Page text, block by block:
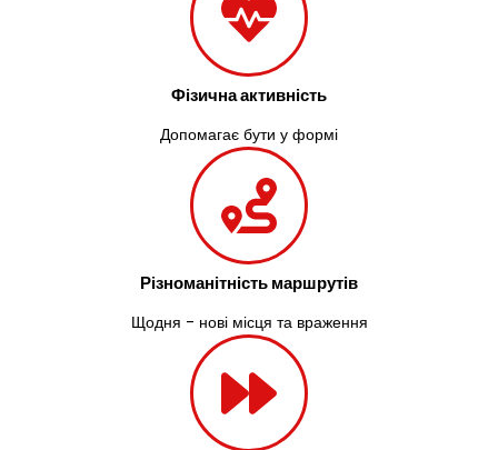
Фізична активність
Допомагає бути у формі
Різноманітність маршрутів
Щодня - нові місця та враження